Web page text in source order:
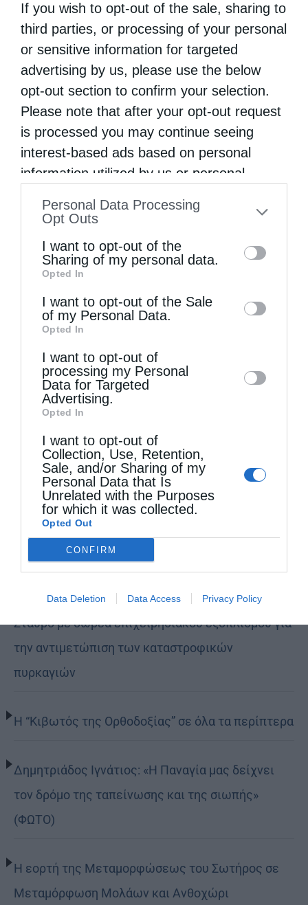
If you wish to opt-out of the sale, sharing to
third parties, or processing of your personal
or sensitive information for targeted
advertising by us, please use the below
opt-out section to confirm your selection.
Please note that after your opt-out request
is processed you may continue seeing
interest-based ads based on personal
information utilized by us or personal
to your opt-out. You may separately opt-out
information by third parties on the IAB’s list
of downstream participants. This
information may also be disclosed by us to
third parties on theIAB’s List of
Downstream Participants
disclose it to other third parties.
Personal Data Processing
Opt Outs
I want to opt-out of the
Sharing of my personal data.
Opted In
I want to opt-out of the Sale
of my Personal Data.
Opted In
I want to opt-out of
processing my Personal
Data for Targeted
Advertising.
Opted In
I want to opt-out of
Collection, Use, Retention,
Sale, and/or Sharing of my
Personal Data that Is
Unrelated with the Purposes
for which it was collected.
Opted Out
CONFIRM
Data Deletion Data Access Privacy Policy
προστεί της επισήμου Δοξολογίας επί τη
εορτή του αγίου μεγαλομάρτυρος Αρτεμίου,
προστάτου του Σώματος της Ελληνικής
Αστυνομίας, …
Τελευταία άρθρα
Η LEROY MERLIN στηρίζει τον Ελληνικό Ερυθρό
Σταυρό με δωρεά επιχειρησιακού εξοπλισμού για
την αντιμετώπιση των καταστροφικών
πυρκαγιών
Η “Κιβωτός της Ορθοδοξίας” σε όλα τα περίπτερα
Δημητριάδος Ιγνάτιος: «Η Παναγία μας δείχνει
τον δρόμο της ταπείνωσης και της σιωπής»
(ΦΩΤΟ)
Η εορτή της Μεταμορφώσεως του Σωτήρος σε
Μεταμόρφωση Μολάων και Ανθοχώρι